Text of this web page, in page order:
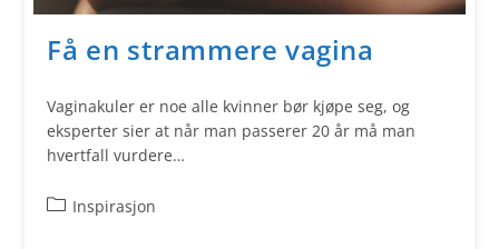
Få en strammere vagina
Vaginakuler er noe alle kvinner bør kjøpe seg, og
eksperter sier at når man passerer 20 år må man
hvertfall vurdere…
Inspirasjon